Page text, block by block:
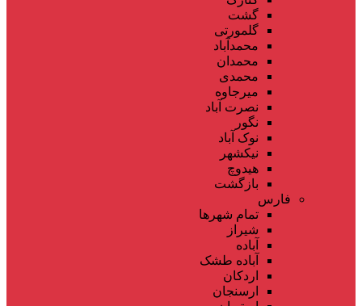
گشت
گلمورتی
محمدآباد
محمدان
محمدی
میرجاوه
نصرت آباد
نگور
نوک آباد
نیکشهر
هیدوچ
بازگشت
فارس
تمام شهر‌ها
شیراز
آباده
آباده طشک
اردکان
ارسنجان